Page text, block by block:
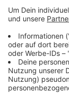
Anzeige
Ermittelt wird
die in einer
Hauses lebt.
in der Nacht